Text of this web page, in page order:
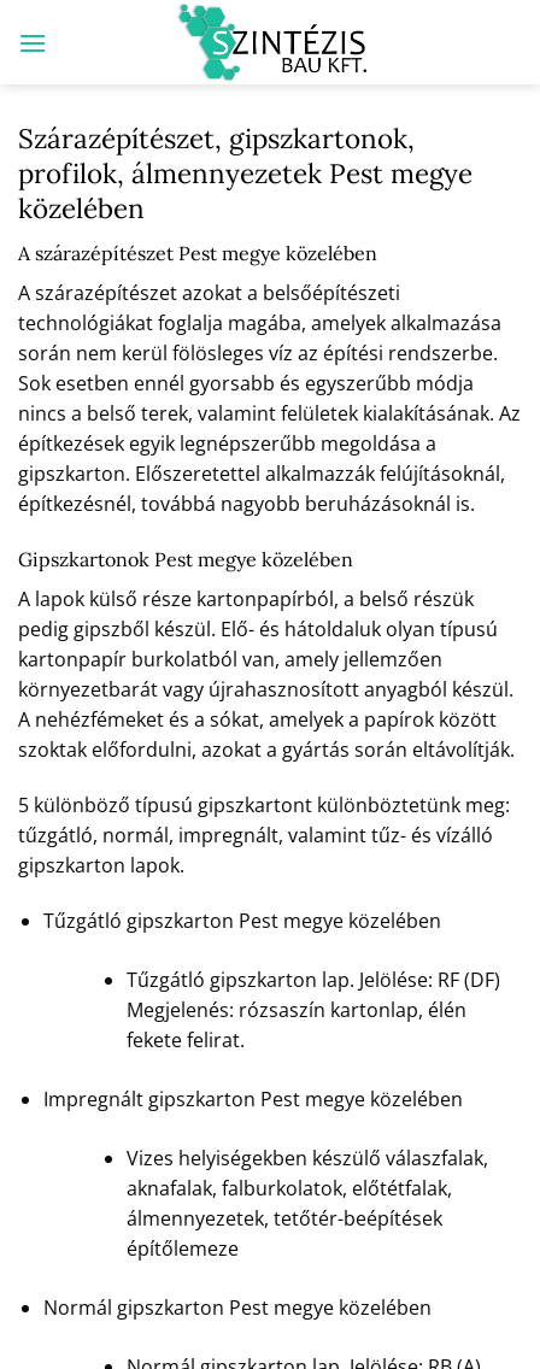
Szárazépítészet, gipszkartonok,
profilok, álmennyezetek Pest megye
közelében
A szárazépítészet Pest megye közelében
A szárazépítészet azokat a belsőépítészeti
technológiákat foglalja magába, amelyek alkalmazása
során nem kerül fölösleges víz az építési rendszerbe.
Sok esetben ennél gyorsabb és egyszerűbb módja
nincs a belső terek, valamint felületek kialakításának. Az
építkezések egyik legnépszerűbb megoldása a
gipszkarton. Előszeretettel alkalmazzák felújításoknál,
építkezésnél, továbbá nagyobb beruházásoknál is.
Gipszkartonok Pest megye közelében
A lapok külső része kartonpapírból, a belső részük
pedig gipszből készül. Elő- és hátoldaluk olyan típusú
kartonpapír burkolatból van, amely jellemzően
környezetbarát vagy újrahasznosított anyagból készül.
A nehézfémeket és a sókat, amelyek a papírok között
szoktak előfordulni, azokat a gyártás során eltávolítják.
5 különböző típusú gipszkartont különböztetünk meg:
tűzgátló, normál, impregnált, valamint tűz- és vízálló
gipszkarton lapok.
Tűzgátló gipszkarton Pest megye közelében
Tűzgátló gipszkarton lap. Jelölése: RF (DF)
Megjelenés: rózsaszín kartonlap, élén
fekete felirat.
Impregnált gipszkarton Pest megye közelében
Vizes helyiségekben készülő válaszfalak,
aknafalak, falburkolatok, előtétfalak,
álmennyezetek, tetőtér-beépítések
építőlemeze
Normál gipszkarton Pest megye közelében